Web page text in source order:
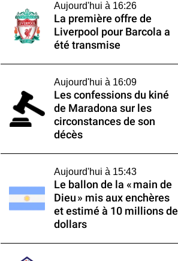
Aujourd'hui à 16:26
La première offre de
Liverpool pour Barcola a
été transmise
Aujourd'hui à 16:09
Les confessions du kiné
de Maradona sur les
circonstances de son
décès
Aujourd'hui à 15:43
Le ballon de la « main de
Dieu » mis aux enchères
et estimé à 10 millions de
dollars